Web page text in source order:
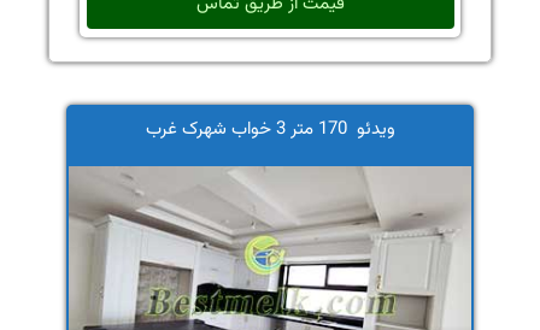
ویدئو 170 متر 3 خواب شهرک غرب